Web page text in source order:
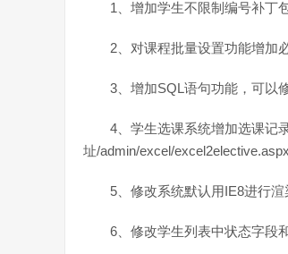
1、增加学生不限制编号补丁
2、对课程批量设置功能增加
3、增加SQL语句功能，可以
4、学生选课系统增加选课记
址/admin/excel/excel2elective.aspx
5、修改系统默认用IE8进行渲
6、修改学生列表中状态字段